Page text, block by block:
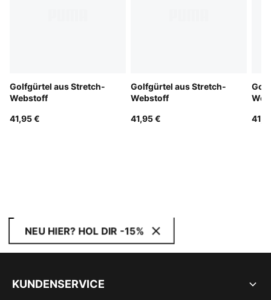
Golfgürtel aus Stretch-
Webstoff
41,95 €
Golfgürtel aus Stretch-
Webstoff
41,95 €
NEU HIER? HOL DIR -15%
KUNDENSERVICE